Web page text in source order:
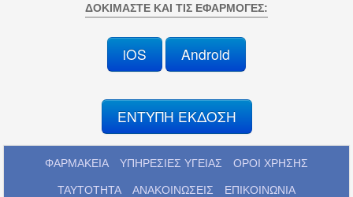
ΔΟΚΙΜΆΣΤΕ ΚΑΙ ΤΙΣ ΕΦΑΡΜΟΓΈΣ:
iOS Android
ΕΝΤΥΠΗ ΕΚΔΟΣΗ
ΦΑΡΜΑΚΕΙΑ ΥΠΗΡΕΣΙΕΣ ΥΓΕΙΑΣ ΟΡΟΙ ΧΡΗΣΗΣ
ΤΑΥΤΟΤΗΤΑ ΑΝΑΚΟΙΝΩΣΕΙΣ ΕΠΙΚΟΙΝΩΝΙΑ